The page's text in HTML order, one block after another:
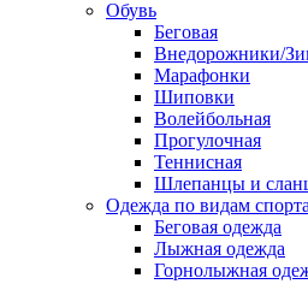
Обувь
Беговая
Внедорожники/
Марафонки
Шиповки
Волейбольная
Прогулочная
Теннисная
Шлепанцы и
Одежда по видам спорта
Беговая одежда
Лыжная одежда
Горнолыжная